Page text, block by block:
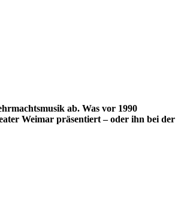
ab. Was vor 1990
Weimar präsentiert – oder ihn bei der